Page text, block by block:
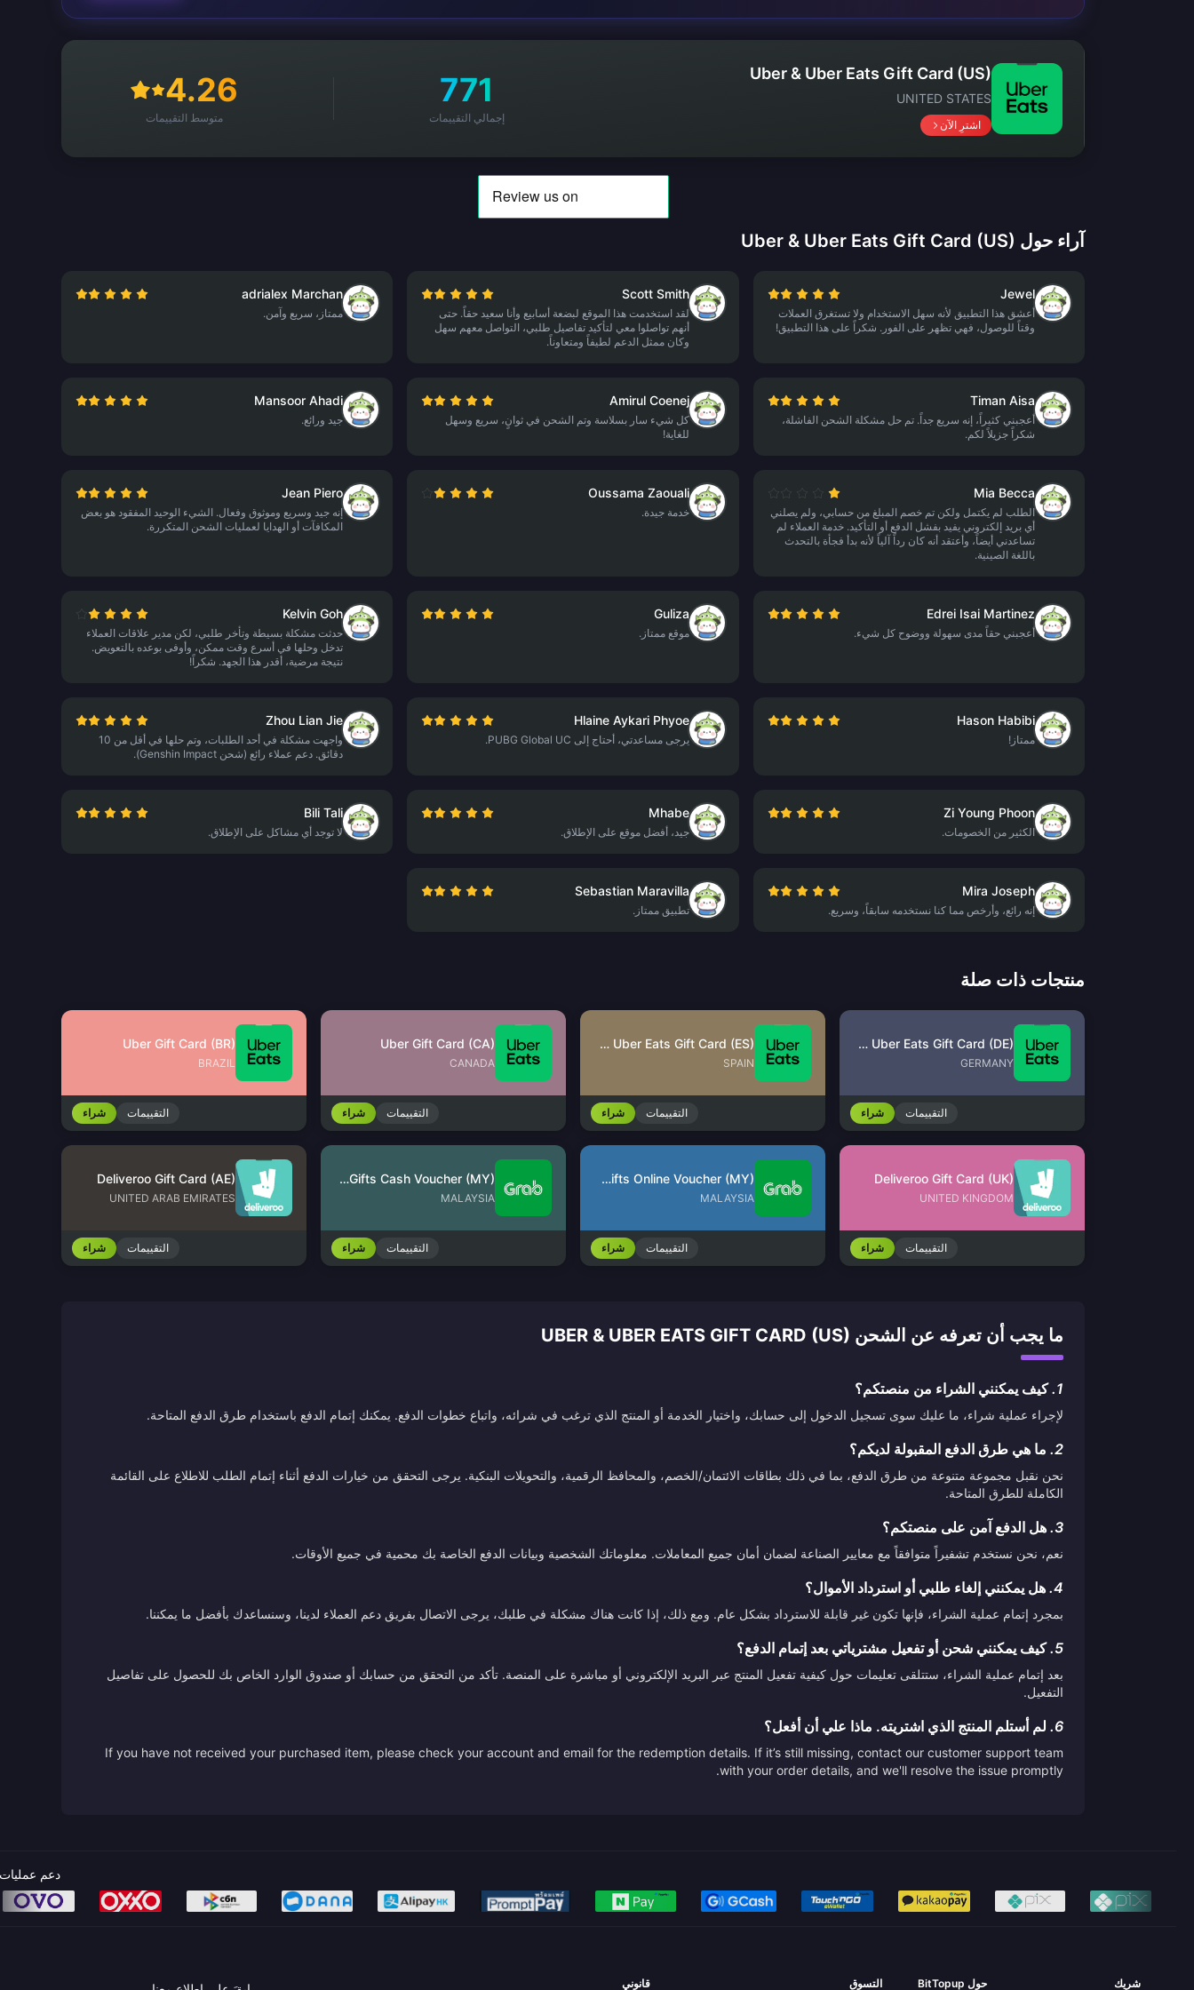
Uber & Uber Eats Gift Card (US)
UNITED STATES
اشترِ الآن
771
إجمالي التقييمات
4.26
متوسط التقييمات
آراء حول Uber & Uber Eats Gift Card (US)
Jewel
أعشق هذا التطبيق لأنه سهل الاستخدام ولا تستغرق العملات
وقتاً للوصول، فهي تظهر على الفور. شكراً على هذا التطبيق!
Scott Smith
لقد استخدمت هذا الموقع لبضعة أسابيع وأنا سعيد حقاً. حتى
أنهم تواصلوا معي لتأكيد تفاصيل طلبي، التواصل معهم سهل
وكان ممثل الدعم لطيفاً ومتعاوناً.
adrialex Marchan
ممتاز، سريع وآمن.
Timan Aisa
أعجبني كثيراً، إنه سريع جداً. تم حل مشكلة الشحن الفاشلة،
شكراً جزيلاً لكم.
Amirul Coenej
كل شيء سار بسلاسة وتم الشحن في ثوانٍ، سريع وسهل
للغاية!
Mansoor Ahadi
جيد ورائع.
Mia Becca
الطلب لم يكتمل ولكن تم خصم المبلغ من حسابي، ولم يصلني
أي بريد إلكتروني يفيد بفشل الدفع أو التأكيد. خدمة العملاء لم
تساعدني أيضاً، وأعتقد أنه كان رداً آلياً لأنه بدأ فجأة بالتحدث
باللغة الصينية.
Oussama Zaouali
خدمة جيدة.
Jean Piero
إنه جيد وسريع وموثوق وفعال. الشيء الوحيد المفقود هو بعض
المكافآت أو الهدايا لعمليات الشحن المتكررة.
Edrei Isai Martinez
أعجبني حقاً مدى سهولة ووضوح كل شيء.
Guliza
موقع ممتاز.
Kelvin Goh
حدثت مشكلة بسيطة وتأخر طلبي، لكن مدير علاقات العملاء
تدخل وحلها في أسرع وقت ممكن، وأوفى بوعده بالتعويض.
نتيجة مرضية، أقدر هذا الجهد. شكراً!
Hason Habibi
ممتاز!
Hlaine Aykari Phyoe
يرجى مساعدتي، أحتاج إلى PUBG Global UC.
Zhou Lian Jie
واجهت مشكلة في أحد الطلبات، وتم حلها في أقل من 10
دقائق. دعم عملاء رائع (شحن Genshin Impact).
Zi Young Phoon
الكثير من الخصومات.
Mhabe
جيد، أفضل موقع على الإطلاق.
Bili Tali
لا توجد أي مشاكل على الإطلاق.
Mira Joseph
إنه رائع، وأرخص مما كنا نستخدمه سابقاً، وسريع.
Sebastian Maravilla
تطبيق ممتاز.
منتجات ذات صلة
Uber & Uber Eats Gift Card (DE)
GERMANY
التقييمات شراء
Uber & Uber Eats Gift Card (ES)
SPAIN
التقييمات شراء
Uber Gift Card (CA)
CANADA
التقييمات شراء
Uber Gift Card (BR)
BRAZIL
التقييمات شراء
Deliveroo Gift Card (UK)
UNITED KINGDOM
التقييمات شراء
GrabGifts Online Voucher (MY)
MALAYSIA
التقييمات شراء
GrabGifts Cash Voucher (MY)
MALAYSIA
التقييمات شراء
Deliveroo Gift Card (AE)
UNITED ARAB EMIRATES
التقييمات شراء
ما يجب أن تعرفه عن الشحن UBER & UBER EATS GIFT CARD (US)
1. كيف يمكنني الشراء من منصتكم؟
لإجراء عملية شراء، ما عليك سوى تسجيل الدخول إلى حسابك، واختيار الخدمة أو المنتج الذي ترغب في شرائه، واتباع خطوات الدفع. يمكنك إتمام الدفع باستخدام طرق الدفع المتاحة.
2. ما هي طرق الدفع المقبولة لديكم؟
نحن نقبل مجموعة متنوعة من طرق الدفع، بما في ذلك بطاقات الائتمان/الخصم، والمحافظ الرقمية، والتحويلات البنكية. يرجى التحقق من خيارات الدفع أثناء إتمام الطلب للاطلاع على القائمة
الكاملة للطرق المتاحة.
3. هل الدفع آمن على منصتكم؟
نعم، نحن نستخدم تشفيراً متوافقاً مع معايير الصناعة لضمان أمان جميع المعاملات. معلوماتك الشخصية وبيانات الدفع الخاصة بك محمية في جميع الأوقات.
4. هل يمكنني إلغاء طلبي أو استرداد الأموال؟
بمجرد إتمام عملية الشراء، فإنها تكون غير قابلة للاسترداد بشكل عام. ومع ذلك، إذا كانت هناك مشكلة في طلبك، يرجى الاتصال بفريق دعم العملاء لدينا، وسنساعدك بأفضل ما يمكننا.
5. كيف يمكنني شحن أو تفعيل مشترياتي بعد إتمام الدفع؟
بعد إتمام عملية الشراء، ستتلقى تعليمات حول كيفية تفعيل المنتج عبر البريد الإلكتروني أو مباشرة على المنصة. تأكد من التحقق من حسابك أو صندوق الوارد الخاص بك للحصول على تفاصيل
التفعيل.
6. لم أستلم المنتج الذي اشتريته. ماذا علي أن أفعل؟
If you have not received your purchased item, please check your account and email for the redemption details. If it’s still missing, contact our customer support team
with your order details, and we'll resolve the issue promptly.
دعم عمليات
شريك حول BitTopup التسوق قانوني